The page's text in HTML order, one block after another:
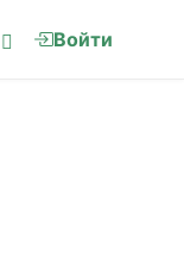
Войти